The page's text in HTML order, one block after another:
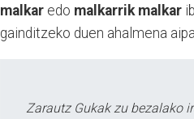
malkar edo malkarrik malkar
gainditzeko duen ahalmena
Zarautz Gukak zu bezalako